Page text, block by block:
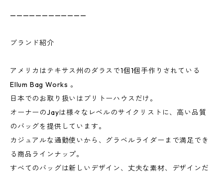
————————————
ブランド紹介
アメリカはテキサス州のダラスで1個1個手作りされている
Ellum Bag Works 。
日本でのお取り扱いはブリトーハウスだけ。
オーナーのJayは様々なレベルのサイクリストに、高い品質
のバッグを提供しています。
カジュアルな通勤使いから、グラベルライダーまで満足でき
る商品ラインナップ。
すべてのバッグは新しいデザイン、丈夫な素材、デザインだ